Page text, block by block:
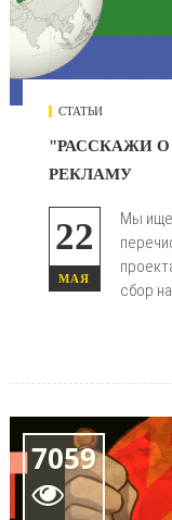
СТАТЬИ
"РАССКАЖИ О
РЕКЛАМУ
22
МАЯ
Мы
сбор
7059
